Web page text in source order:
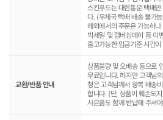
스킨푸드는 대한통운 택배
다. (우체국 택배 배송 불가
해외에서의 주문은 가능하
빅세일 및 멤버십데이 등 이
출고가능한 입금기준 시간
교환/반품 안내
상품불량 및 오배송 등으로
무료입니다. 하지만 고객님
청은 고객님께서 왕복 배송
합니다. (단, 상품이 훼손되
사은품도 함께 반납해 주셔